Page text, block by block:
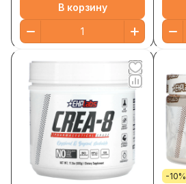
В корзину
-10%